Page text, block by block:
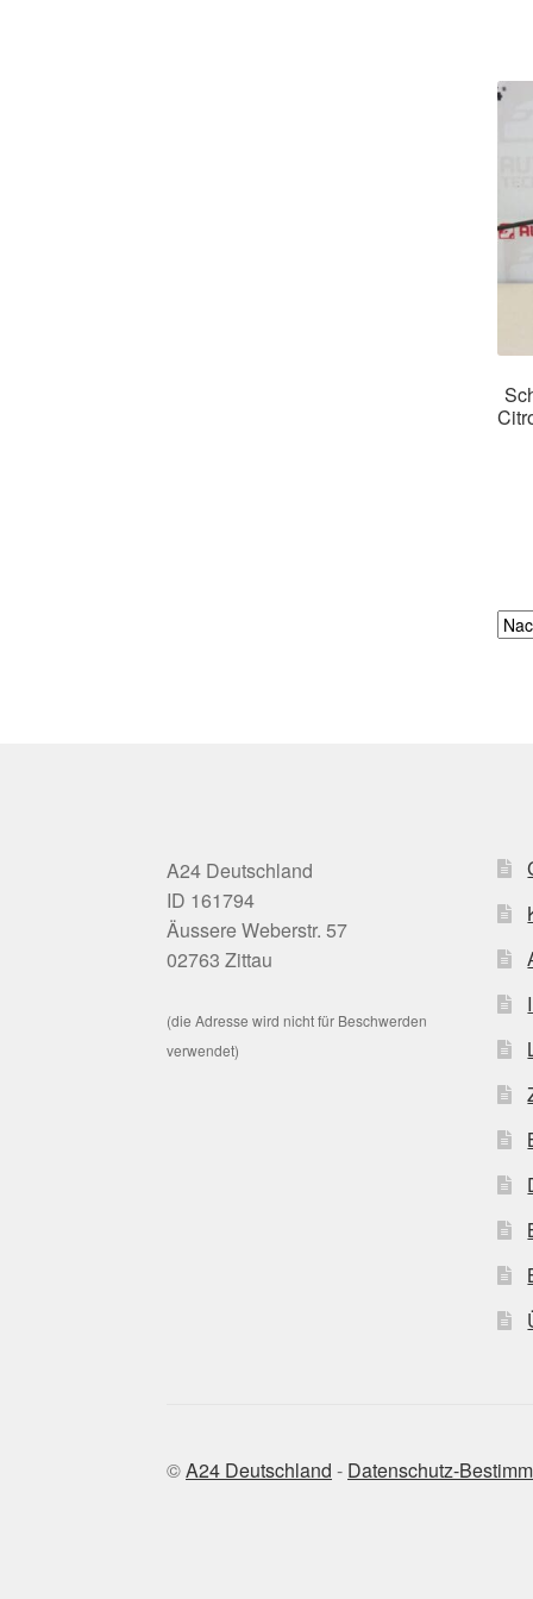
A24 Deutschland
ID 161794
Äussere Weberstr. 57
02763 Zittau
(die Adresse wird nicht für Beschwerden
verwendet)
©A24 Deutschland - Datenschutz-